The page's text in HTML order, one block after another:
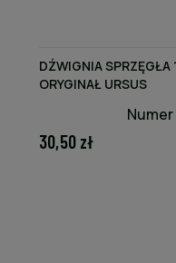
DŹWIGNIA SPRZĘGŁA
ORYGINAŁ URSUS
Numer
30,50 zł